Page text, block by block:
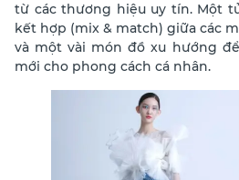
từ các thương hiệu uy tín.Một
kết hợp (mix & match) giữa các
và một vài món đồ xu hướng
mới cho phong cách cá nhân.